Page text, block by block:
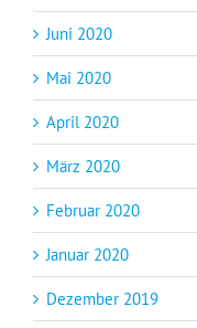
Juni 2020
Mai 2020
April 2020
März 2020
Februar 2020
Januar 2020
Dezember 2019